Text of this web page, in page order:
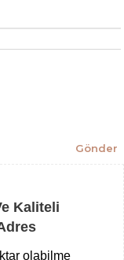
Gönder
Kaliteli
olabilme